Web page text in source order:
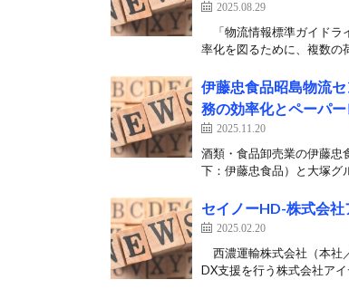
2025.08.29
「物流情報標準ガイドラ
率化を図るために、複数の
伊藤忠食品昭島物流
務の効率化とペーパ
2025.11.20
酒類・食品卸売業の伊藤忠
下：伊藤忠食品）と大塚グ
セイノーHD-株式会
2025.02.20
西濃運輸株式会社（本社
DX支援を行う株式会社ア